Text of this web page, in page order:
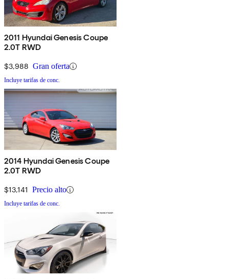
2011 Hyundai Genesis Coupe
2.0T RWD
$3,988 Gran oferta
Incluye tarifas de conc.
2014 Hyundai Genesis Coupe
2.0T RWD
$13,141 Precio alto
Incluye tarifas de conc.